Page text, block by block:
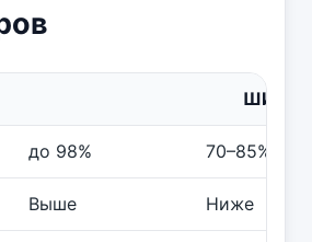
ШИМ
до 98% 70–85%
Выше Ниже